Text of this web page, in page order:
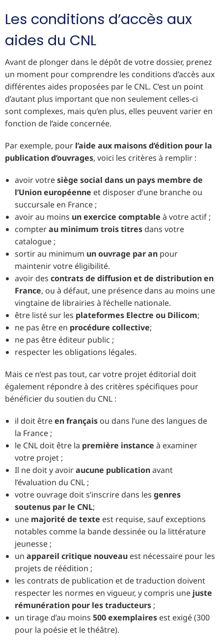
Les conditions d’accès aux
aides du CNL
Avant de plonger dans le dépôt de votre dossier, prenez
un moment pour comprendre les conditions d’accès aux
différentes aides proposées par le CNL. C’est un point
d’autant plus important que non seulement celles-ci
sont complexes, mais qu’en plus, elles peuvent varier en
fonction de l’aide concernée.
Par exemple, pour l’aide aux maisons d’édition pour la
publication d’ouvrages, voici les critères à remplir :
avoir votresiège social dans un pays membre de
l’Union européenne et disposer d’une branche ou
succursale en France ;
avoir au moins un exercice comptable à votre actif ;
compterau minimum trois titres dans votre
catalogue ;
sortir au minimum un ouvrage par an pour
maintenir votre éligibilité.
avoir des contrats de diffusion et de distribution en
France, ou à défaut, une présence dans au moins une
vingtaine de librairies à l’échelle nationale.
être listé sur les plateformes Electre ou Dilicom;
ne pas être en procédure collective;
ne pas être éditeur public ;
respecter les obligations légales.
Mais ce n’est pas tout, car votre projet éditorial doit
également répondre à des critères spécifiques pour
bénéficier du soutien du CNL :
il doit êtreen français ou dans l’une des langues de
la France ;
le CNL doit être la première instance à examiner
votre projet ;
Il ne doit y avoiraucune publicationavant
l’évaluation du CNL ;
votre ouvrage doit s’inscrire dans les genres
soutenus par le CNL;
une majorité de texte est requise, sauf exceptions
notables comme la bande dessinée ou la littérature
jeunesse ;
un appareil critique nouveau est nécessaire pour les
projets de réédition ;
les contrats de publication et de traduction doivent
respecter les normes en vigueur, y compris une juste
rémunération pour les traducteurs ;
un tirage d’au moins 500 exemplaires est exigé (300
pour la poésie et le théâtre).